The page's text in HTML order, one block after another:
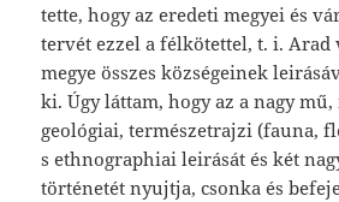
tette, hogy az eredeti megyei és
tervét ezzel a félkötettel, t. i. Arad
megye összes községeinek
ki. Úgy láttam, hogy az a nagy mű,
geológiai, természet­rajzi (fauna,
s ethnographiai leirását és két
történetét nyujtja, csonka és